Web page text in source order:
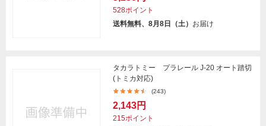
528ポイント
送料無料、8月8日（土） お届け
タカラトミー プラレール J-20 オート踏切
(トミカ対応)
(243)
2,143円
215ポイント